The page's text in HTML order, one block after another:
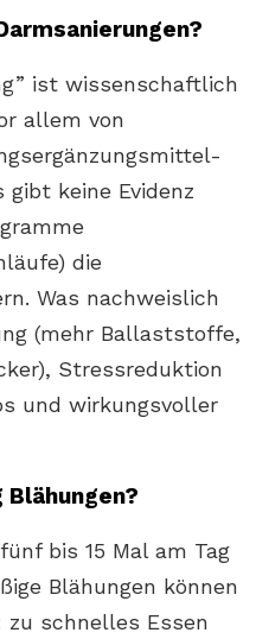
ist wissenschaftlich
allem von
keine Evidenz
die
Was nachweislich
(mehr Ballaststoffe,
Stressreduktion
und wirkungsvoller
bis 15 Mal am Tag
Blähungen können
schnelles Essen